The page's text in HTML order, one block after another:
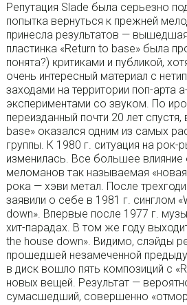
Репутация Slade была серьезно
попытка вернуться к прежней
принесла результатов —
пластинка «Return to base» была
понята?) критиками и публикой,
очень интересный материал с
заходами на территории поп-арта а-
экспериментами со звуком. По
переизданный почти 20 лет спустя,
basе» оказался одним из самых
группы. К 1980 г. ситуация на рок-
изменилась. Все большее
меломанов так называемая
рока — хэви метал. После
заявили о себе в 1981 г. синглом
down». Впервые после 1977 г.
хит-парадах. В том же году
the house down». Видимо, слэйды
прошедшей незамеченной
в диск вошло пять композиций с
новых вещей. Результат —
сумасшедший, совершенно